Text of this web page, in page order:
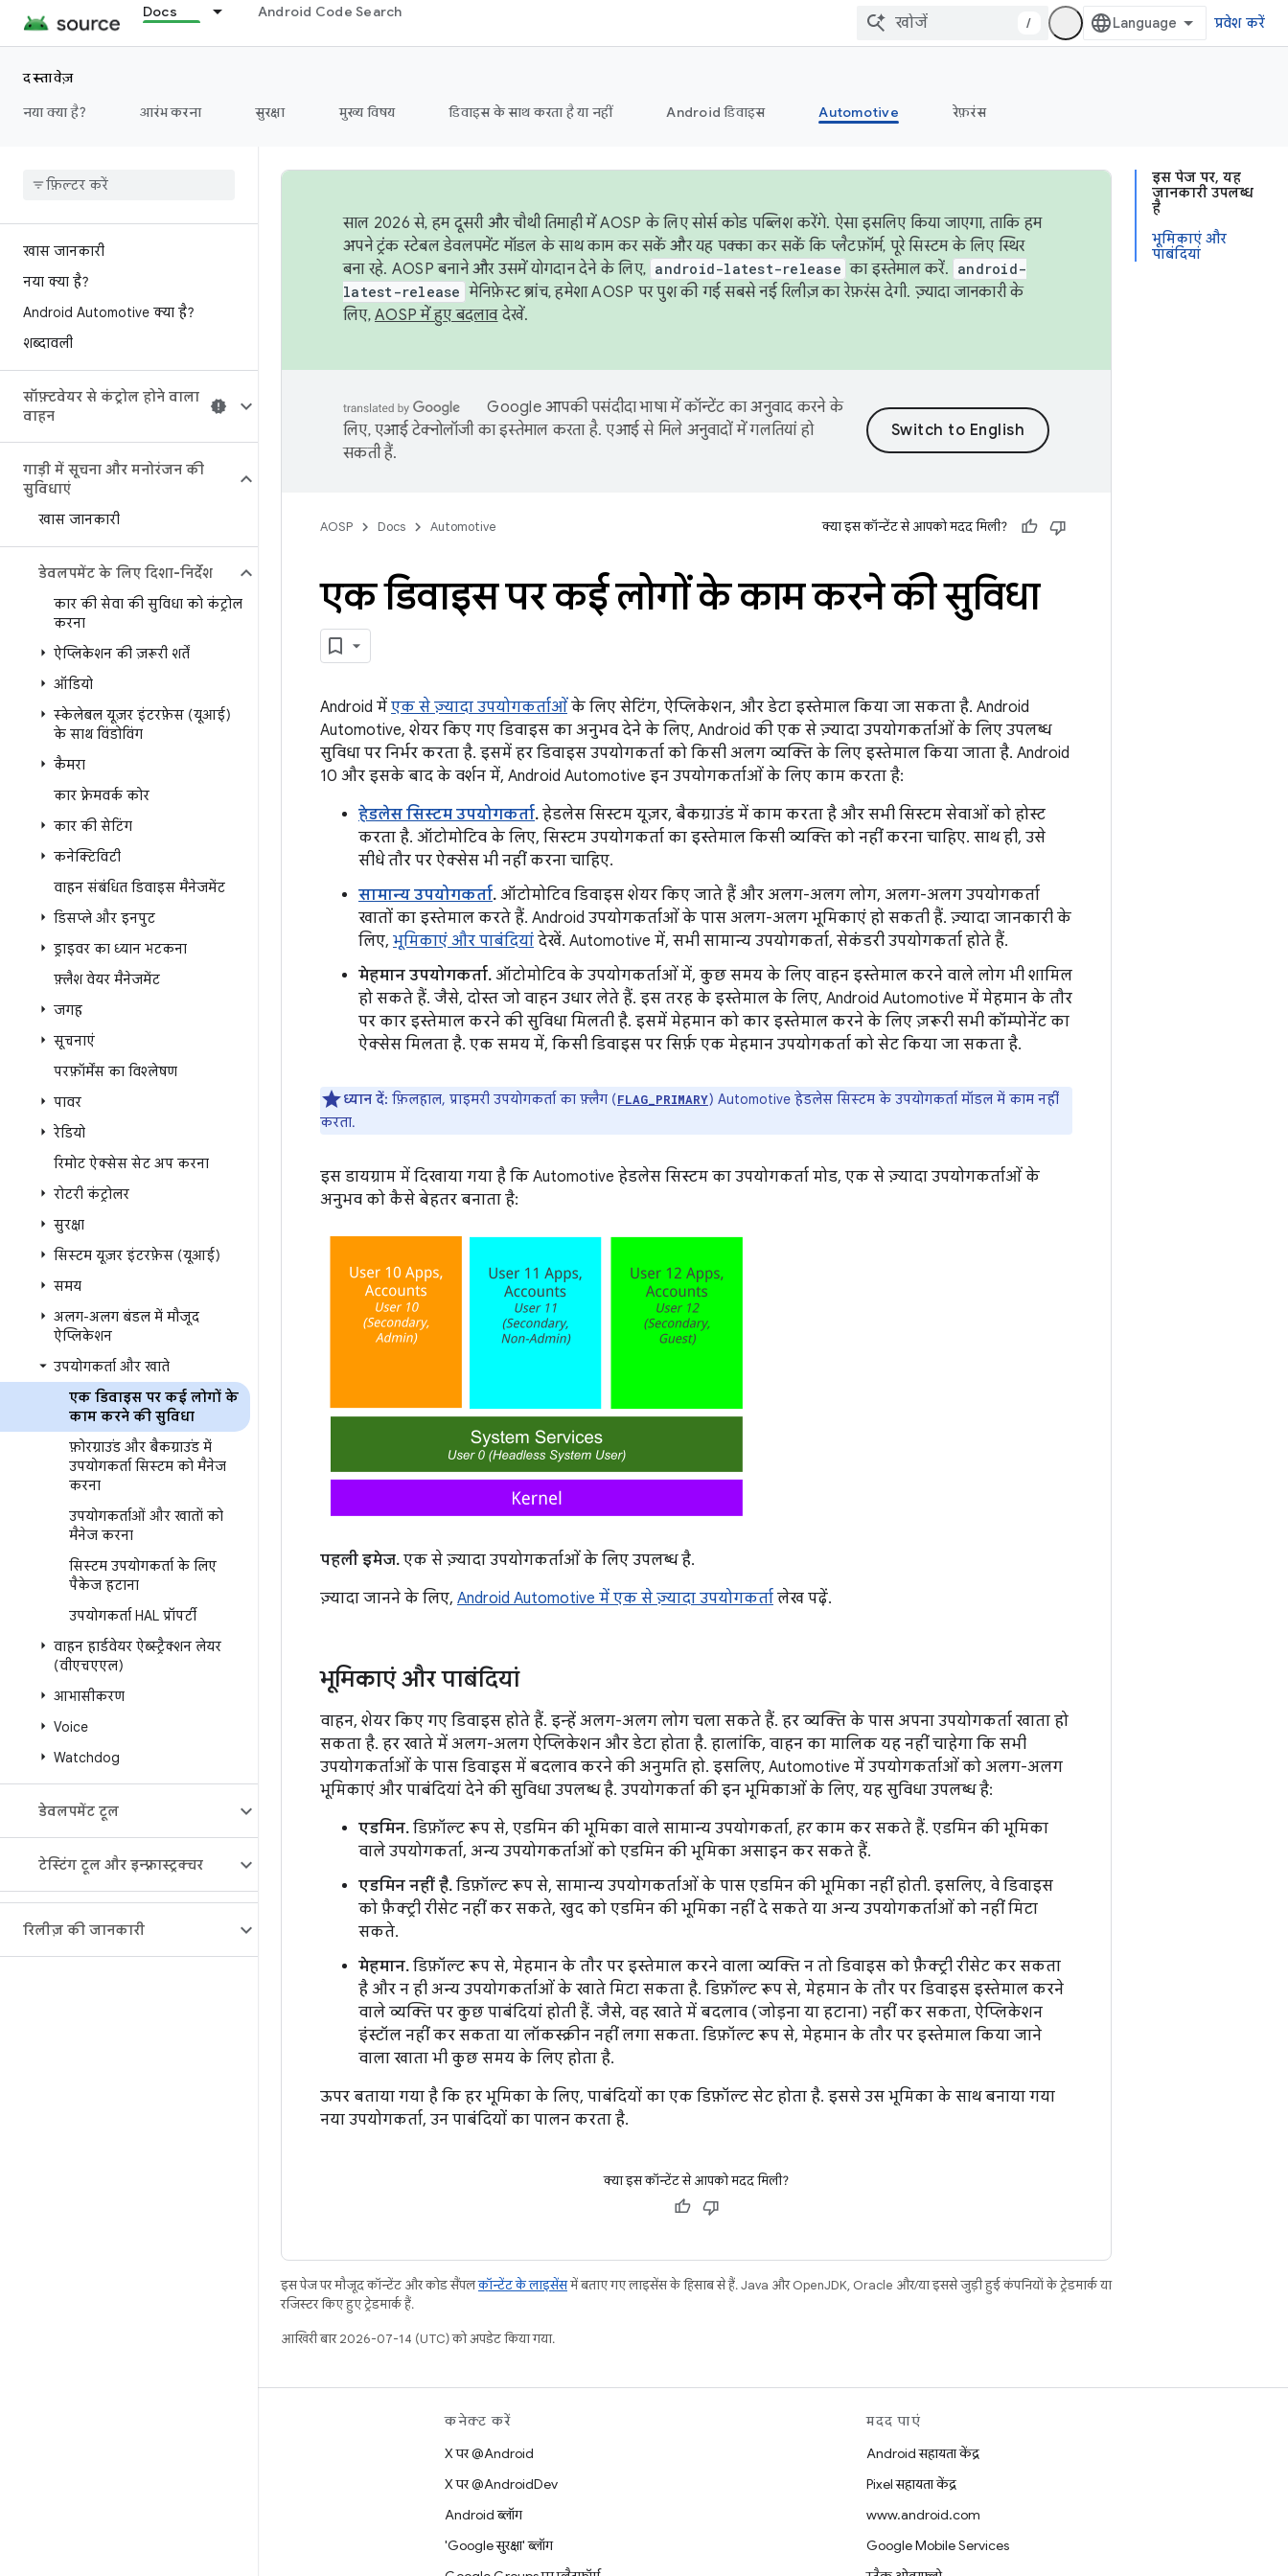
Docs Android Code Search
/ प्रवेश करें
दस्तावेज़
नया क्या है?
आरंभ करना सुरक्षा मुख्य विषय डिवाइस के साथ करता है या नहीं Android डिवाइस Automotive रेफ़रंस
खास जानकारी
नया क्या है?
Android Automotive क्या है?
शब्दावली
सॉफ़्टवेयर से कंट्रोल होने वाला
वाहन
गाड़ी में सूचना और मनोरंजन की
सुविधाएं
खास जानकारी
डेवलपमेंट के लिए दिशा-निर्देश
कार की सेवा की सुविधा को कंट्रोल
करना
ऐप्लिकेशन की ज़रूरी शर्तें
ऑडियो
स्केलेबल यूज़र इंटरफ़ेस (यूआई)
के साथ विंडोविंग
कैमरा
कार फ़्रेमवर्क कोर
कार की सेटिंग
कनेक्टिविटी
वाहन संबंधित डिवाइस मैनेजमेंट
डिसप्ले और इनपुट
ड्राइवर का ध्यान भटकना
फ़्लैश वेयर मैनेजमेंट
जगह
सूचनाएं
परफ़ॉर्मेंस का विश्लेषण
पावर
रेडियो
रिमोट ऐक्सेस सेट अप करना
रोटरी कंट्रोलर
सुरक्षा
सिस्टम यूज़र इंटरफ़ेस (यूआई)
समय
अलग-अलग बंडल में मौजूद
ऐप्लिकेशन
उपयोगकर्ता और खाते
एक डिवाइस पर कई लोगों के
काम करने की सुविधा
फ़ोरग्राउंड और बैकग्राउंड में
उपयोगकर्ता सिस्टम को मैनेज
करना
उपयोगकर्ताओं और खातों को
मैनेज करना
सिस्टम उपयोगकर्ता के लिए
पैकेज हटाना
उपयोगकर्ता HAL प्रॉपर्टी
वाहन हार्डवेयर ऐब्स्ट्रैक्शन लेयर
(वीएचएएल)
आभासीकरण
Voice
Watchdog
डेवलपमेंट टूल
टेस्टिंग टूल और इन्फ़्रास्ट्रक्चर
रिलीज़ की जानकारी
इस पेज पर, यह
जानकारी उपलब्ध
है
भूमिकाएं और
पाबंदियां
साल 2026 से, हम दूसरी और चौथी तिमाही में AOSP के लिए सोर्स कोड पब्लिश करेंगे. ऐसा इसलिए किया जाएगा, ताकि हम
अपने ट्रंक स्टेबल डेवलपमेंट मॉडल के साथ काम कर सकें और यह पक्का कर सकें कि प्लैटफ़ॉर्म, पूरे सिस्टम के लिए स्थिर
बना रहे. AOSP बनाने और उसमें योगदान देने के लिए, android-latest-release का इस्तेमाल करें. android-
latest-release मेनिफ़ेस्ट ब्रांच, हमेशा AOSP पर पुश की गई सबसे नई रिलीज़ का रेफ़रंस देगी. ज़्यादा जानकारी के
लिए, AOSP में हुए बदलावदेखें.
Google आपकी पसंदीदा भाषा में कॉन्टेंट का अनुवाद करने के
लिए, एआई टेक्नोलॉजी का इस्तेमाल करता है. एआई से मिले अनुवादों में गलतियां हो
सकती हैं.
AOSP Docs Automotive क्या इस कॉन्टेंट से आपको मदद मिली?
एक डिवाइस पर कई लोगों के काम करने की सुविधा
Android में एक से ज़्यादा उपयोगकर्ताओं के लिए सेटिंग, ऐप्लिकेशन, और डेटा इस्तेमाल किया जा सकता है. Android
Automotive, शेयर किए गए डिवाइस का अनुभव देने के लिए, Android की एक से ज़्यादा उपयोगकर्ताओं के लिए उपलब्ध
सुविधा पर निर्भर करता है. इसमें हर डिवाइस उपयोगकर्ता को किसी अलग व्यक्ति के लिए इस्तेमाल किया जाता है. Android
10 और इसके बाद के वर्शन में, Android Automotive इन उपयोगकर्ताओं के लिए काम करता है:
हेडलेस सिस्टम उपयोगकर्ता. हेडलेस सिस्टम यूज़र, बैकग्राउंड में काम करता है और सभी सिस्टम सेवाओं को होस्ट
करता है. ऑटोमोटिव के लिए, सिस्टम उपयोगकर्ता का इस्तेमाल किसी व्यक्ति को नहीं करना चाहिए. साथ ही, उसे
सीधे तौर पर ऐक्सेस भी नहीं करना चाहिए.
सामान्य उपयोगकर्ता. ऑटोमोटिव डिवाइस शेयर किए जाते हैं और अलग-अलग लोग, अलग-अलग उपयोगकर्ता
खातों का इस्तेमाल करते हैं. Android उपयोगकर्ताओं के पास अलग-अलग भूमिकाएं हो सकती हैं. ज़्यादा जानकारी के
लिए, भूमिकाएं और पाबंदियां देखें. Automotive में, सभी सामान्य उपयोगकर्ता, सेकंडरी उपयोगकर्ता होते हैं.
मेहमान उपयोगकर्ता. ऑटोमोटिव के उपयोगकर्ताओं में, कुछ समय के लिए वाहन इस्तेमाल करने वाले लोग भी शामिल
हो सकते हैं. जैसे, दोस्त जो वाहन उधार लेते हैं. इस तरह के इस्तेमाल के लिए, Android Automotive में मेहमान के तौर
पर कार इस्तेमाल करने की सुविधा मिलती है. इसमें मेहमान को कार इस्तेमाल करने के लिए ज़रूरी सभी कॉम्पोनेंट का
ऐक्सेस मिलता है. एक समय में, किसी डिवाइस पर सिर्फ़ एक मेहमान उपयोगकर्ता को सेट किया जा सकता है.
ध्यान दें: फ़िलहाल, प्राइमरी उपयोगकर्ता का फ़्लैग (FLAG_PRIMARY) Automotive हेडलेस सिस्टम के उपयोगकर्ता मॉडल में काम नहीं
करता.
इस डायग्राम में दिखाया गया है कि Automotive हेडलेस सिस्टम का उपयोगकर्ता मोड, एक से ज़्यादा उपयोगकर्ताओं के
अनुभव को कैसे बेहतर बनाता है:
पहली इमेज. एक से ज़्यादा उपयोगकर्ताओं के लिए उपलब्ध है.
ज़्यादा जानने के लिए, Android Automotive में एक से ज़्यादा उपयोगकर्ता लेख पढ़ें.
भूमिकाएं और पाबंदियां
वाहन, शेयर किए गए डिवाइस होते हैं. इन्हें अलग-अलग लोग चला सकते हैं. हर व्यक्ति के पास अपना उपयोगकर्ता खाता हो
सकता है. हर खाते में अलग-अलग ऐप्लिकेशन और डेटा होता है. हालांकि, वाहन का मालिक यह नहीं चाहेगा कि सभी
उपयोगकर्ताओं के पास डिवाइस में बदलाव करने की अनुमति हो. इसलिए, Automotive में उपयोगकर्ताओं को अलग-अलग
भूमिकाएं और पाबंदियां देने की सुविधा उपलब्ध है. उपयोगकर्ता की इन भूमिकाओं के लिए, यह सुविधा उपलब्ध है:
एडमिन. डिफ़ॉल्ट रूप से, एडमिन की भूमिका वाले सामान्य उपयोगकर्ता, हरकाम कर सकते हैं. एडमिन की भूमिका
वाले उपयोगकर्ता, अन्य उपयोगकर्ताओं को एडमिन की भूमिका असाइन कर सकते हैं.
एडमिन नहीं है. डिफ़ॉल्ट रूप से, सामान्य उपयोगकर्ताओं के पास एडमिन की भूमिका नहीं होती. इसलिए, वे डिवाइस
को फ़ैक्ट्री रीसेट नहीं कर सकते, खुद को एडमिन की भूमिका नहीं दे सकते या अन्य उपयोगकर्ताओं को नहीं मिटा
सकते.
मेहमान. डिफ़ॉल्ट रूप से, मेहमान के तौर पर इस्तेमाल करने वाला व्यक्ति न तो डिवाइस को फ़ैक्ट्री रीसेट कर सकता
है और न ही अन्य उपयोगकर्ताओं के खाते मिटा सकता है. डिफ़ॉल्ट रूप से, मेहमान के तौर पर डिवाइस इस्तेमाल करने
वाले व्यक्ति पर कुछ पाबंदियां होती हैं. जैसे, वह खाते में बदलाव (जोड़ना या हटाना) नहीं कर सकता, ऐप्लिकेशन
इंस्टॉल नहीं कर सकता या लॉकस्क्रीन नहीं लगा सकता. डिफ़ॉल्ट रूप से, मेहमान के तौर पर इस्तेमाल किया जाने
वाला खाता भी कुछ समय के लिए होता है.
ऊपर बताया गया है कि हर भूमिका के लिए, पाबंदियों का एक डिफ़ॉल्ट सेट होता है. इससे उस भूमिका के साथ बनाया गया
नया उपयोगकर्ता, उन पाबंदियों का पालन करता है.
क्या इस कॉन्टेंट से आपको मदद मिली?
इस पेज पर मौजूद कॉन्टेंट और कोड सैंपलकॉन्टेंट के लाइसेंसमें बताए गए लाइसेंस के हिसाब से हैं. Java और OpenJDK, Oracle और/या इससे जुड़ी हुई कंपनियों के ट्रेडमार्क या
रजिस्टर किए हुए ट्रेडमार्क हैं.
आखिरी बार 2026-07-14 (UTC) को अपडेट किया गया.
कनेक्ट करें
X पर @Android
X पर @AndroidDev
Android ब्लॉग
'Google सुरक्षा' ब्लॉग
मदद पाएं
Android सहायता केंद्र
Pixel सहायता केंद्र
www.android.com
Google Mobile Services